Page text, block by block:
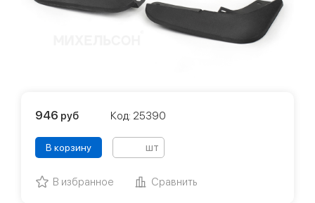
946 руб Код: 25390
В корзину шт
В избранное Сравнить